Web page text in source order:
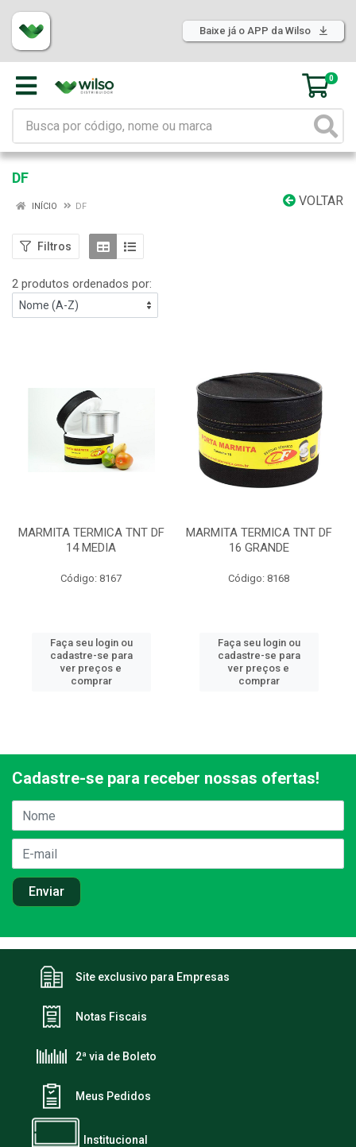
Baixe já o APP da Wilso
0
DF
VOLTAR
INÍCIO DF
Filtros
2 produtos ordenados por:
MARMITA TERMICA TNT DF
14 MEDIA
Código: 8167
Faça seu login ou
cadastre-se para
ver preços e
comprar
MARMITA TERMICA TNT DF
16 GRANDE
Código: 8168
Faça seu login ou
cadastre-se para
ver preços e
comprar
Cadastre-se para receber nossas ofertas!
Site exclusivo para Empresas
Notas Fiscais
2ª via de Boleto
Meus Pedidos
Institucional